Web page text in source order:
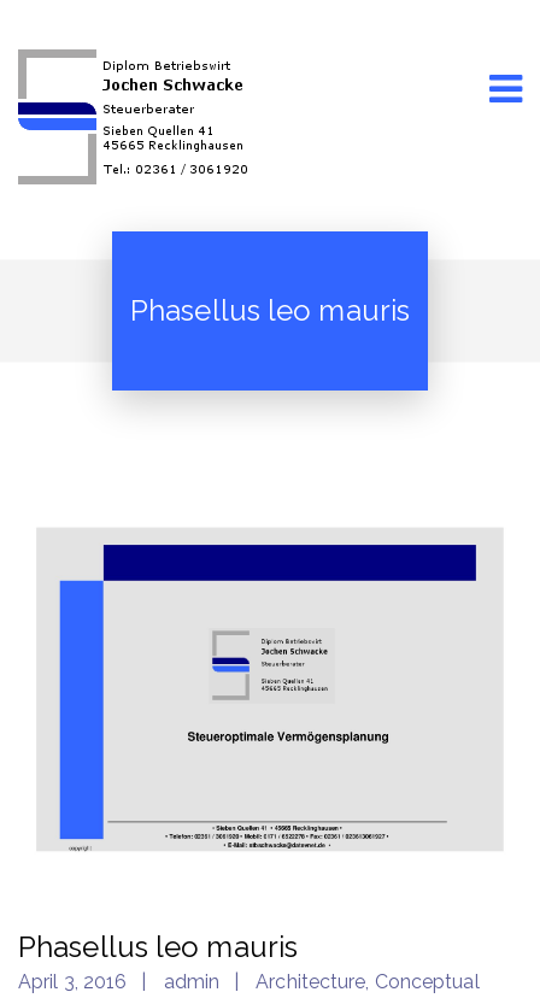
Phasellus leo mauris
Phasellus leo mauris
April 3, 2016 admin Architecture Conceptual